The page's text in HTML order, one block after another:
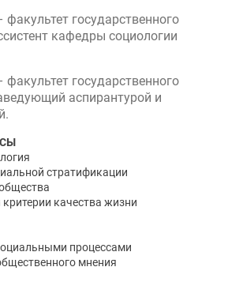
факультет государственного
кафедры социологии
факультет государственного
аспирантурой и
стратификации
критерии качества жизни
процессами
мнения